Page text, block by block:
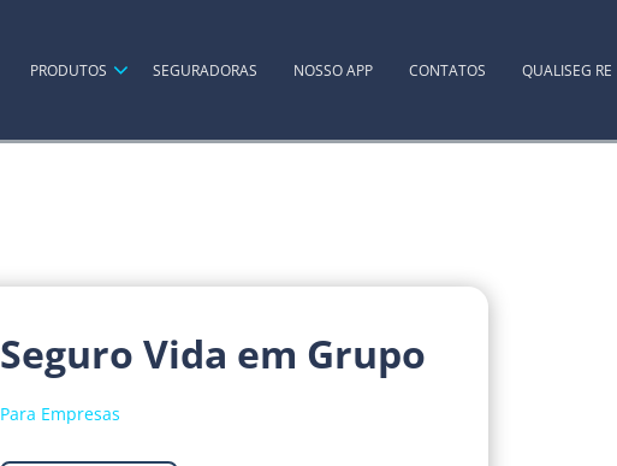
PRODUTOS SEGURADORAS NOSSO APP CONTATOS QUALISEG RE
Seguro Vida em Grupo
Para Empresas